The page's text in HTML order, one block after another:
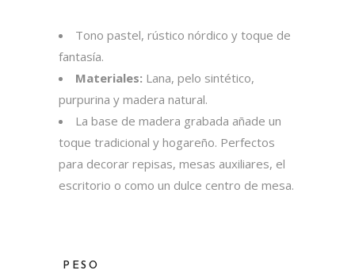
Tono pastel, rústico nórdico y toque de
fantasía.
Materiales: Lana, pelo sintético,
purpurina y madera natural.
La base de madera grabada añade un
toque tradicional y hogareño. Perfectos
para decorar repisas, mesas auxiliares, el
escritorio o como un dulce centro de mesa.
PESO